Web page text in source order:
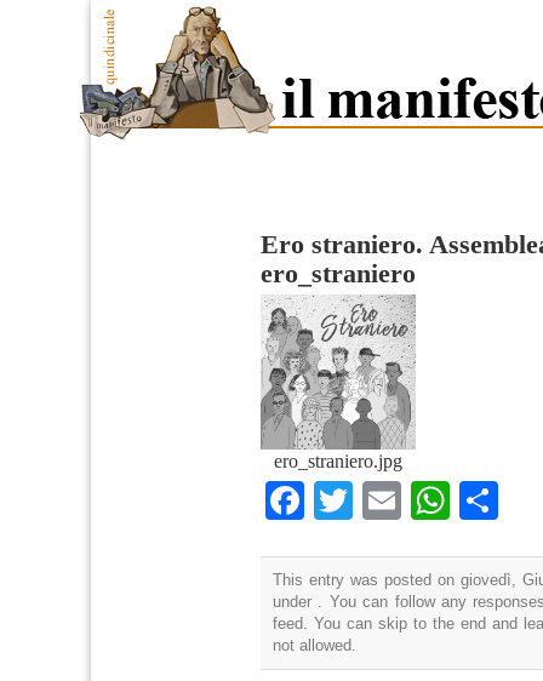
Ero straniero.
ero_straniero
ero_straniero.jpg
Facebook
TwitterEmail
This entry was posted on giovedì,
under . You can follow any
feed. You can skip to the end and
not allowed.